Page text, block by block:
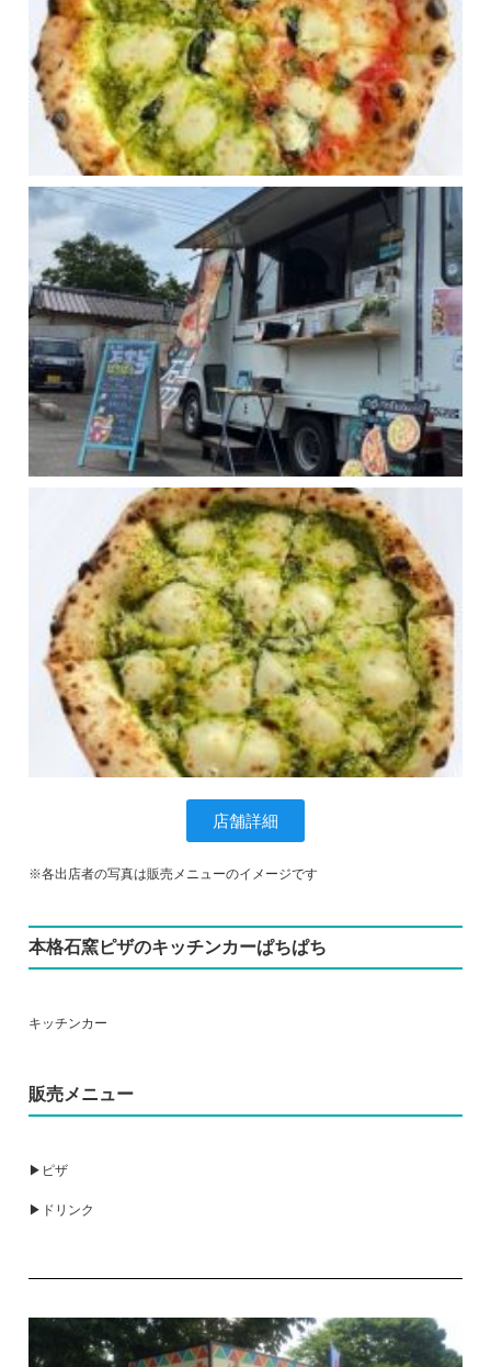
店舗詳細
※各出店者の写真は販売メニューのイメージです
本格石窯ピザのキッチンカーぱちぱち
キッチンカー
販売メニュー
▶ピザ
▶ドリンク